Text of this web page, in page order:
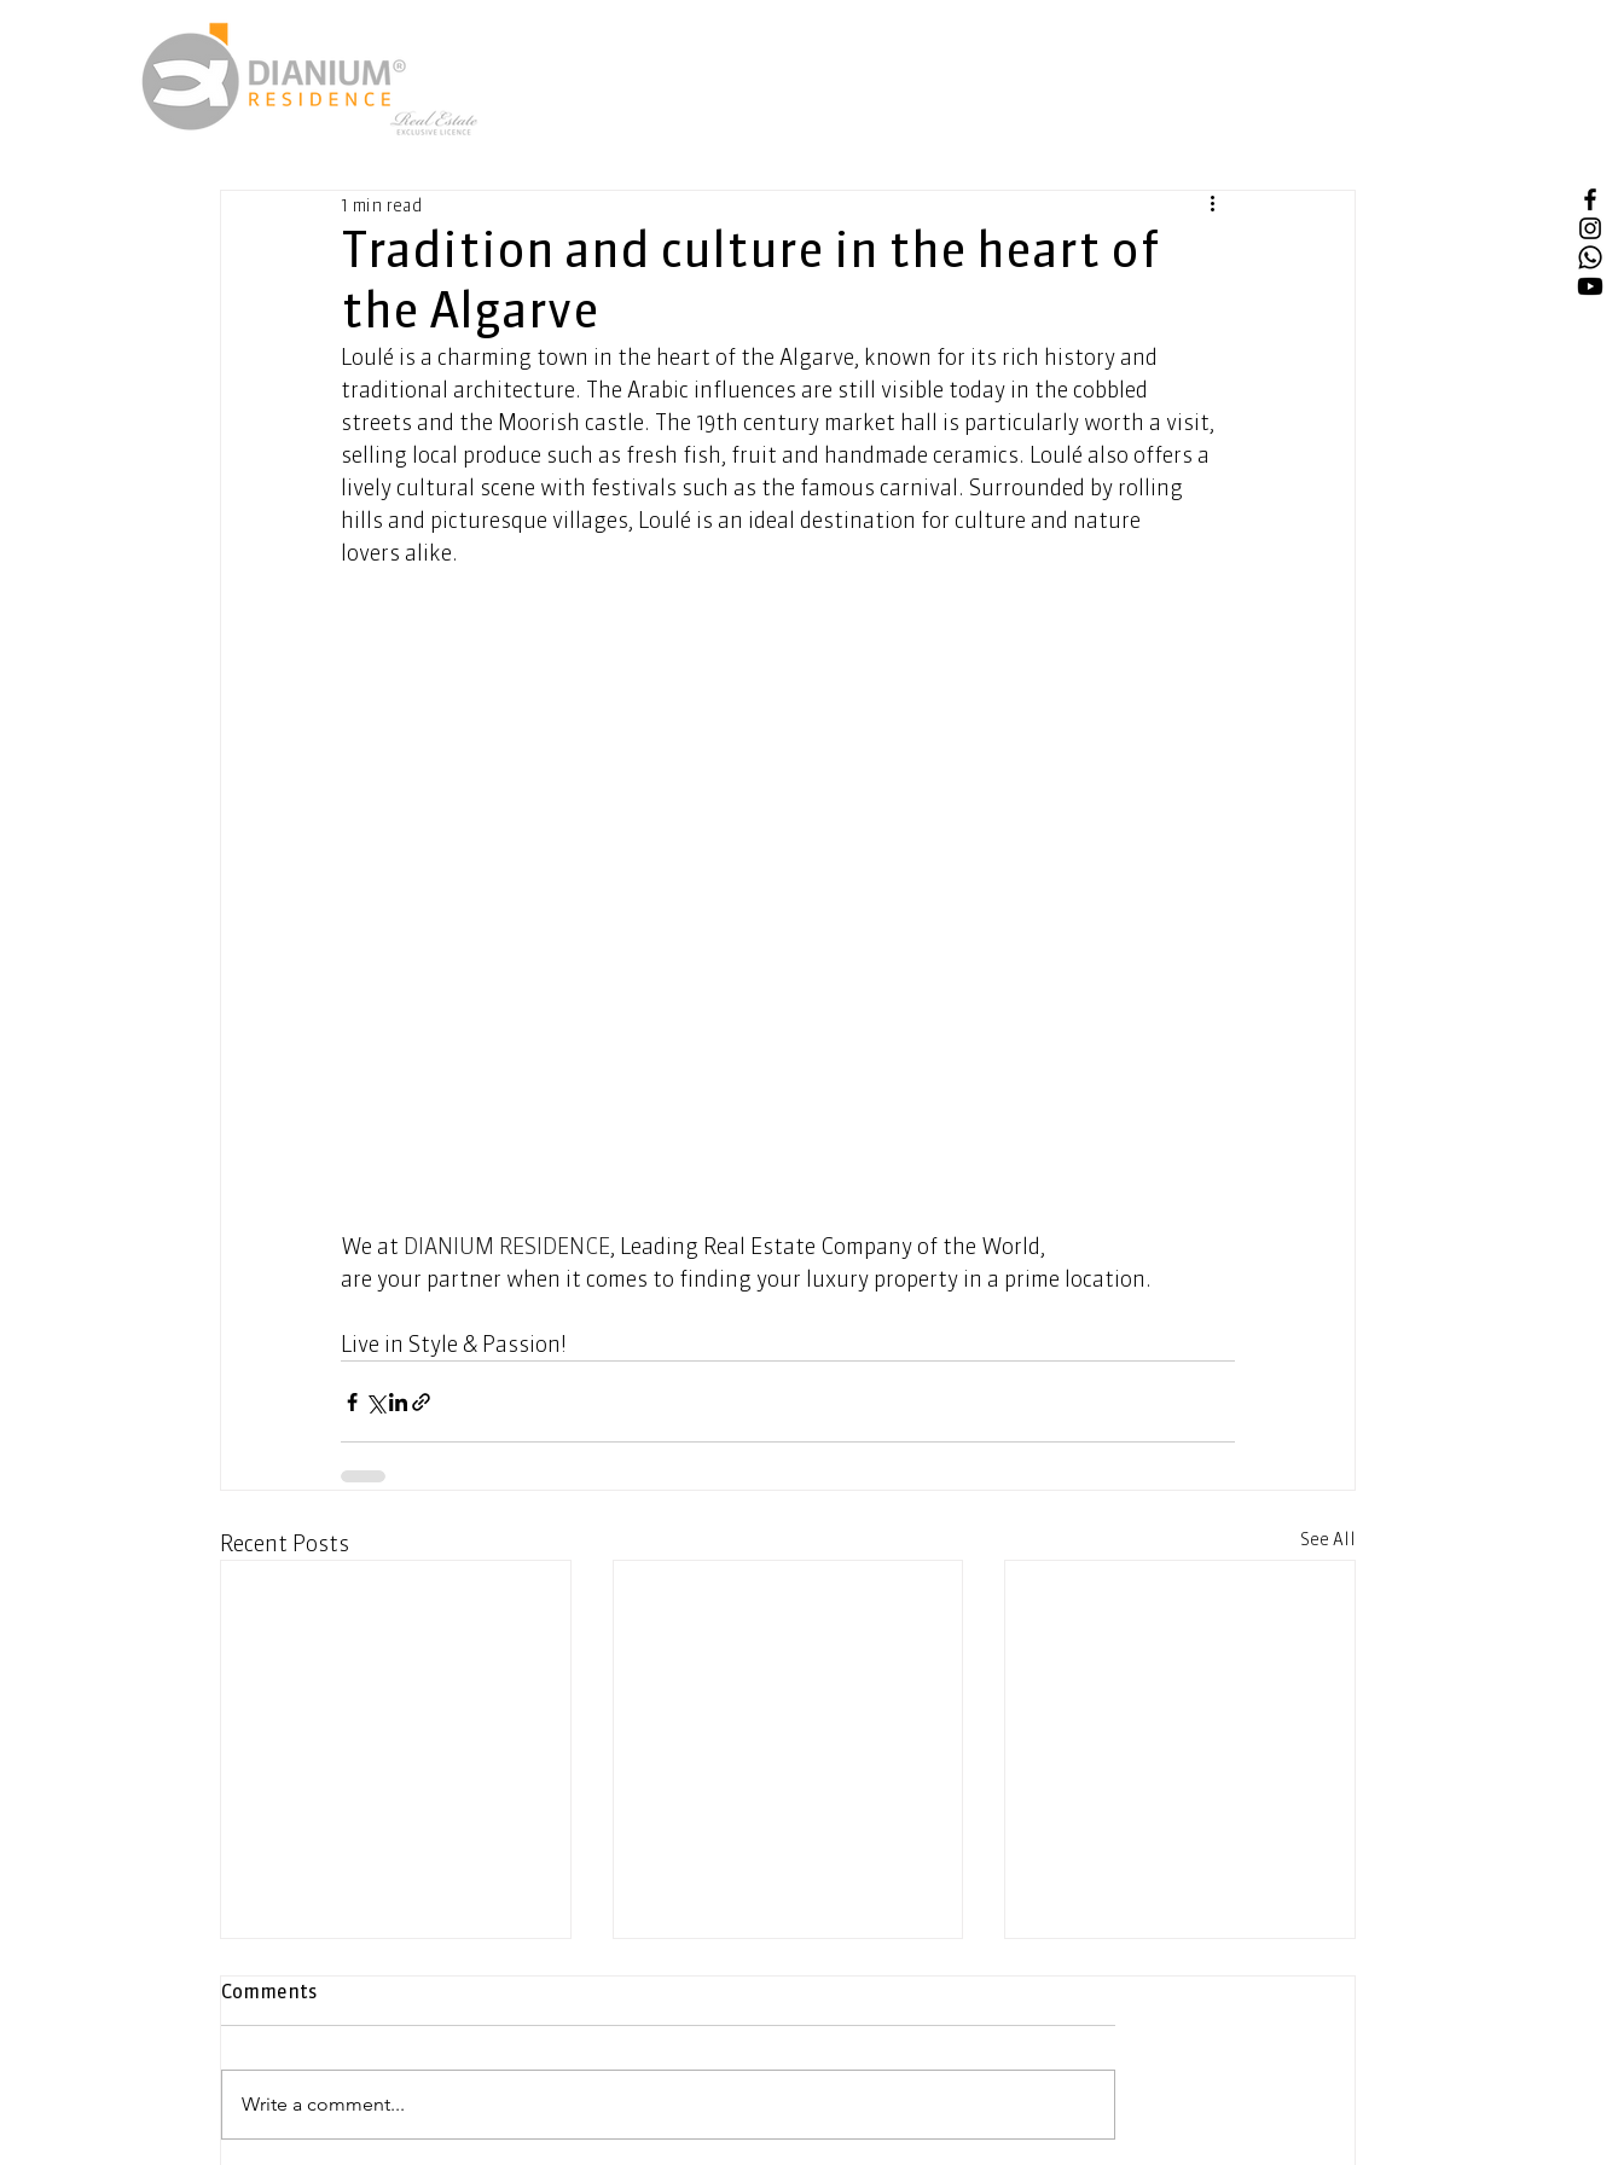
Tradition and culture in the heart of
the Algarve
1 min read
Loulé is a charming town in the heart of the Algarve, known for its rich history and
traditional architecture. The Arabic influences are still visible today in the cobbled
streets and the Moorish castle. The 19th century market hall is particularly worth a visit,
selling local produce such as fresh fish, fruit and handmade ceramics. Loulé also offers a
lively cultural scene with festivals such as the famous carnival. Surrounded by rolling
hills and picturesque villages, Loulé is an ideal destination for culture and nature
lovers alike.
We at DIANIUM RESIDENCE, Leading Real Estate Company of the World,
are your partner when it comes to finding your luxury property in a prime location.
Live in Style & Passion!
Recent Posts See All
Comments
Write a comment...